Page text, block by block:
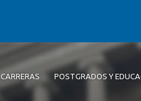
CARRERAS POSTGRADOS Y